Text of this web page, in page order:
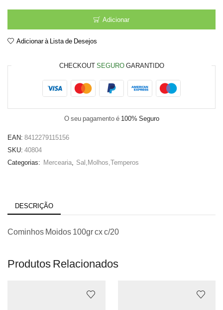
100gr
cx
c/20
Adicionar
Adicionar à Lista de Desejos
CHECKOUTSEGUROGARANTIDO
O seu pagamento é 100% Seguro
EAN: 8412279115156
SKU: 40804
Categorias: Mercearia, Sal,Molhos,Temperos
DESCRIÇÃO
Cominhos Moidos 100gr cx c/20
Produtos Relacionados